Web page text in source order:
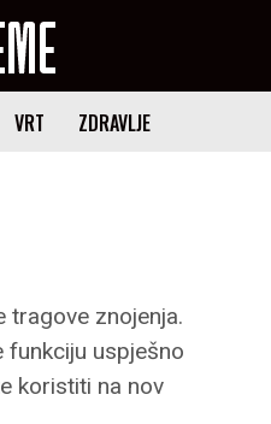
VRT ZDRAVLJE
tragove znojenja.
funkciju uspješno
koristiti na nov